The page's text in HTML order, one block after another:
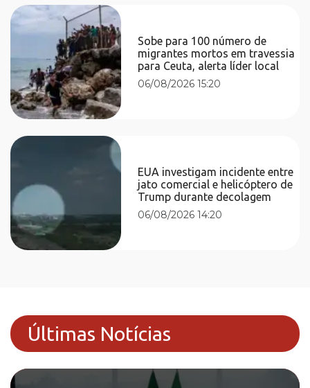
Sobe para 100 número de
migrantes mortos em travessia
para Ceuta, alerta líder local
06/08/2026 15:20
EUA investigam incidente entre
jato comercial e helicóptero de
Trump durante decolagem
06/08/2026 14:20
Últimas Notícias